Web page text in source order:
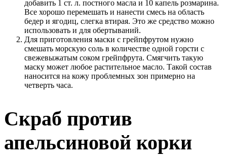
добавить 1 ст. л. постного масла и 10 капель розмарина.
Все хорошо перемешать и нанести смесь на область
бедер и ягодиц, слегка втирая. Это же средство можно
использовать и для обертываний.
Для приготовления маски с грейпфрутом нужно
смешать морскую соль в количестве одной горсти с
свежевыжатым соком грейпфрута. Смягчить такую
маску может любое растительное масло. Такой состав
наносится на кожу проблемных зон примерно на
четверть часа.
Скраб против
апельсиновой корки